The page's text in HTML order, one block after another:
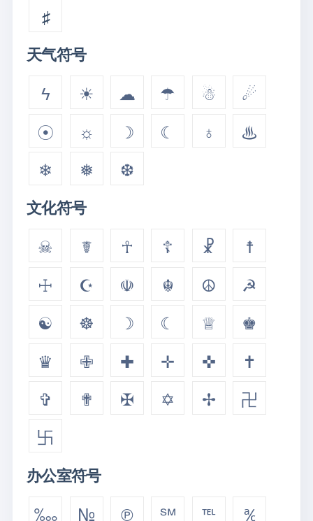
♯
天气符号
ϟ ☀ ☁ ☂ ☃
☄
☉
☼ ☽ ☾ ♁
♨
❄
❅ ❆
文化符号
☠ ☤ ☥ ☦ ☧
☨
☩
☪ ☫ ☬ ☮
☭
☯
☸ ☽ ☾ ♕
♚
♛
✙ ✚ ✛ ✜
✝
✞
✟ ✠ ✡ ✢
卍
卐
办公室符号
‱ № ℗ ℠ ℡
℀